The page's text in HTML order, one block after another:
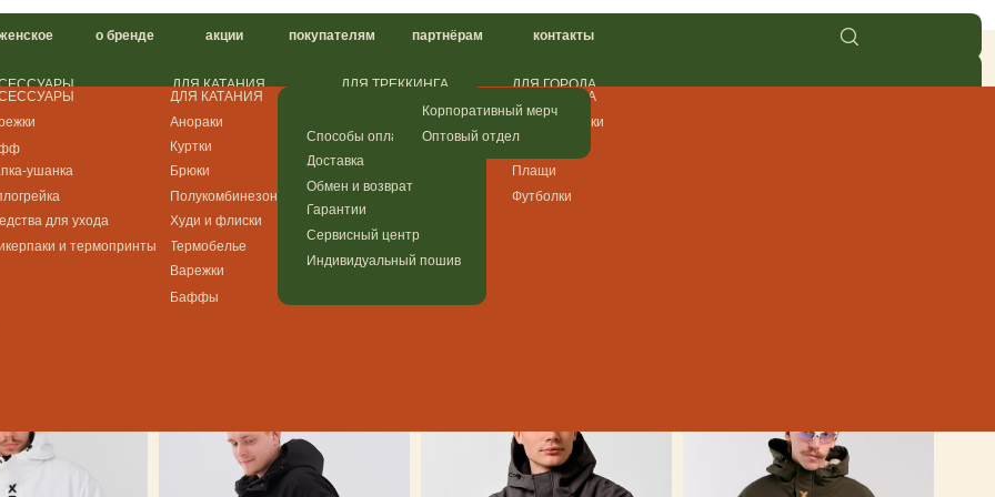
покупателям партнёрам контакты
акции
о бренде
Варежки
Баффы
Термобелье
Худи и флиски
Плащи
Брюки
Анораки
Полукомбинезоны
ухода
и термопринты
ДЛЯ КАТАНИЯ ДЛЯ ТРЕККИНГА ДЛЯ ГОРОДА
Полукомбинезоны
Худи и флиски
Куртки (скоро)
Плащи
Брюки
Худи и флиски
Термобелье
Термобелье
Варежки
Способы оплаты
Индивидуальный пошив
Сервисный центр
Обмен и возврат